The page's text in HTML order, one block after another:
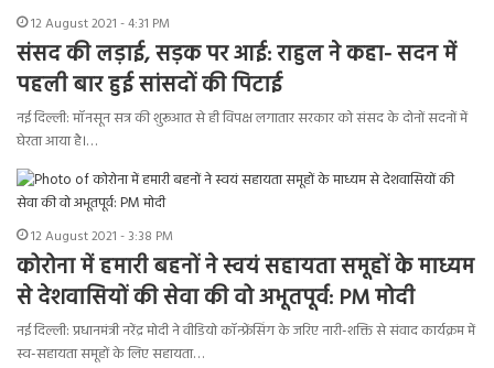
12 August 2021 - 4:31 PM
संसद की लड़ाई, सड़क पर आई: राहुल ने कहा- सदन में
पहली बार हुई सांसदों की पिटाई
नई दिल्ली: मॉनसून सत्र की शुरूआत से ही विपक्ष लगातार सरकार को संसद के दोनों सदनों में
घेरता आया है।…
12 August 2021 - 3:38 PM
कोरोना में हमारी बहनों ने स्वयं सहायता समूहों के माध्यम
से देशवासियों की सेवा की वो अभूतपूर्व: PM मोदी
नई दिल्ली: प्रधानमंत्री नरेंद्र मोदी ने वीडियो कॉन्फ्रेंसिंग के जरिए नारी-शक्ति से संवाद कार्यक्रम में
स्व-सहायता समूहों के लिए सहायता…